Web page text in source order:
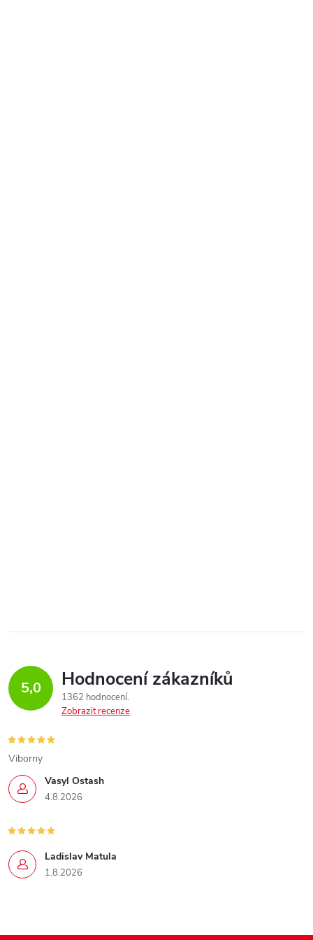
5,0 Hodnocení zákazníků
1362 hodnocení
Zobrazit recenze
Vasyl Ostash
4.8.2026
Viborny
Ladislav Matula
1.8.2026